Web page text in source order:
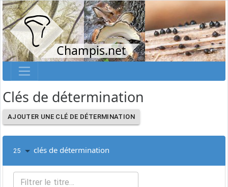
Champis.net
Clés de détermination
AJOUTER UNE CLÉ DE DÉTERMINATION
25 clés de détermination